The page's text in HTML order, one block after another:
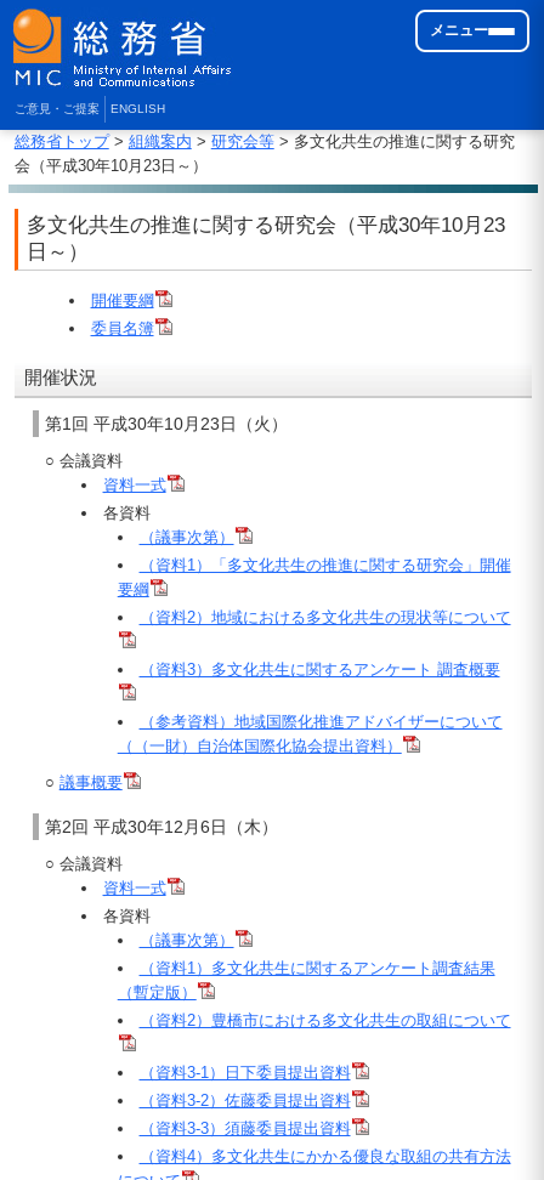
ご意見・ご提案 ENGLISH
メニュー
総務省トップ> 組織案内 > 研究会等> 多文化共生の推進に関する研究
会（平成30年10月23日～）
多文化共生の推進に関する研究会（平成30年10月23
日～）
開催要綱
委員名簿
開催状況
第1回 平成30年10月23日（火）
○ 会議資料
資料一式
各資料
（議事次第）
（資料1）「多文化共生の推進に関する研究会」開催
要綱
（資料2）地域における多文化共生の現状等について
（資料3）多文化共生に関するアンケート 調査概要
（参考資料）地域国際化推進アドバイザーについて
（（一財）自治体国際化協会提出資料）
○ 議事概要
第2回 平成30年12月6日（木）
○ 会議資料
資料一式
各資料
（議事次第）
（資料1）多文化共生に関するアンケート調査結果
（暫定版）
（資料2）豊橋市における多文化共生の取組について
（資料3-1）日下委員提出資料
（資料3-2）佐藤委員提出資料
（資料3-3）須藤委員提出資料
（資料4）多文化共生にかかる優良な取組の共有方法